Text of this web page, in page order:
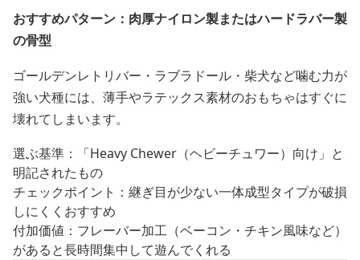
おすすめパターン：肉厚ナイロン製またはハードラバー製
の骨型
ゴールデンレトリバー・ラブラドール・柴犬など噛む力が
強い犬種には、薄手やラテックス素材のおもちゃはすぐに
壊れてしまいます。
選ぶ基準：「Heavy Chewer（ヘビーチュワー）向け」と
明記されたもの
チェックポイント：継ぎ目が少ない一体成型タイプが破損
しにくくおすすめ
付加価値：フレーバー加工（ベーコン・チキン風味など）
があると長時間集中して遊んでくれる